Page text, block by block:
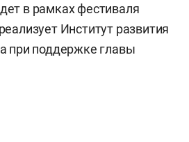
в рамках фестиваля
Институт развития
при поддержке главы